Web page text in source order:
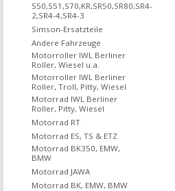
S50,S51,S70,KR,SR50,SR80,SR4-
2,SR4-4,SR4-3
Simson-Ersatzteile
Andere Fahrzeuge
Motorroller IWL Berliner
Roller, Wiesel u.a.
Motorroller IWL Berliner
Roller, Troll, Pitty, Wiesel
Motorrad IWL Berliner
Roller, Pitty, Wiesel
Motorrad RT
Motorrad ES, TS & ETZ
Motorrad BK350, EMW,
BMW
Motorrad JAWA
Motorrad BK, EMW, BMW